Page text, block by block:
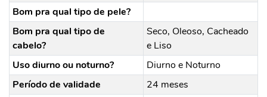
Bom pra qual tipo de pele?
Bom pra qual tipo de
cabelo?
Seco, Oleoso, Cacheado
e Liso
Uso diurno ou noturno?
Diurno e Noturno
Período de validade
24 meses